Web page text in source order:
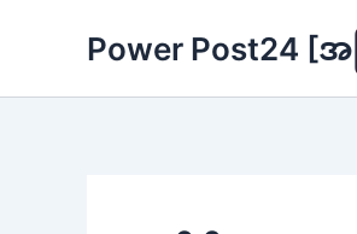
Power Post24 [အ